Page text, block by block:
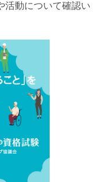
活動について確認い